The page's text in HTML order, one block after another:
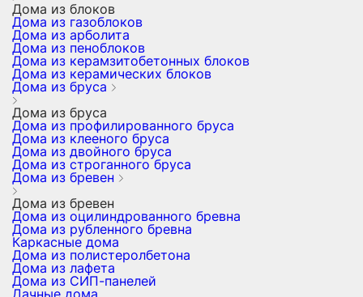
Дома из блоков
Дома из газоблоков
Дома из арболита
Дома из пеноблоков
Дома из керамзитобетонных блоков
Дома из керамических блоков
Дома из бруса
Дома из бруса
Дома из профилированного бруса
Дома из клееного бруса
Дома из двойного бруса
Дома из строганного бруса
Дома из бревен
Дома из бревен
Дома из оцилиндрованного бревна
Дома из рубленного бревна
Каркасные дома
Дома из полистеролбетона
Дома из лафета
Дома из СИП-панелей
Дачные дома